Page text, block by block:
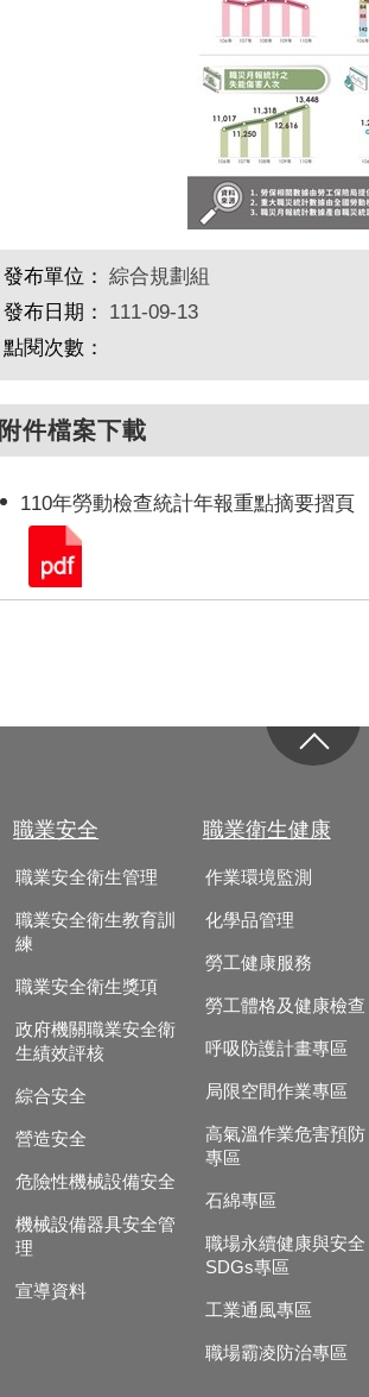
發布單位： 綜合規劃組
發布日期：
111-09-13
點閱次數：
附件檔案下載
110年勞動檢查統計年報重點摘要摺頁
職業安全
職業安全衛生管理
職業安全衛生教育訓
練
職業安全衛生獎項
政府機關職業安全衛
生績效評核
綜合安全
營造安全
危險性機械設備安全
機械設備器具安全管
理
宣導資料
職業衛生健康
作業環境監測
化學品管理
勞工健康服務
勞工體格及健康檢查
呼吸防護計畫專區
局限空間作業專區
高氣溫作業危害預防
專區
石綿專區
職場永續健康與安全
SDGs專區
工業通風專區
職場霸凌防治專區